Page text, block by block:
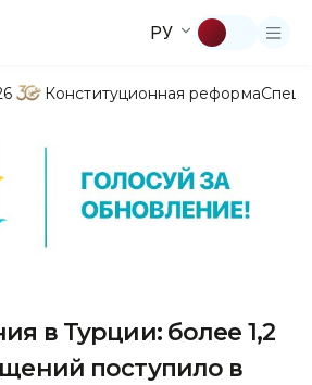
РУ
Конституционная реформа
в Турции: более 1,2
поступило в